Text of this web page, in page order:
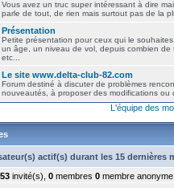
Vous avez un truc super intéressant à dire
parle de tout, de rien mais surtout pas de la
Présentation
Petite présentation pour ceux qui le
un âge, un niveau de vol, depuis combien de
etc...
Le site www.delta-club-82.com
Forum destiné à discuter de problèmes
nouveautés, à proposer des modifications ou
L'équipe des
actif(s) durant les 15 dernières
invité(s), 0 membres 0 membre anonyme